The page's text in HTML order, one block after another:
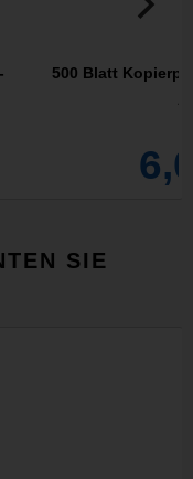
500 Blatt
SIE